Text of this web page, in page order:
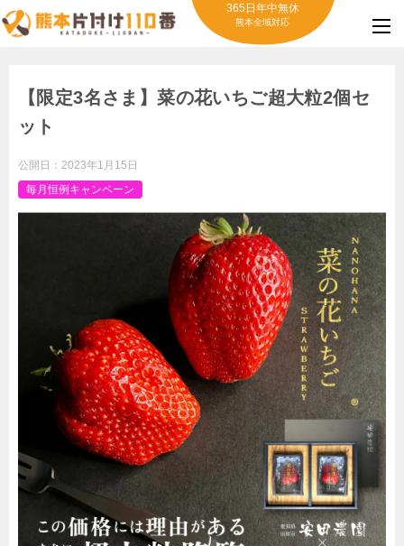
365日年中無休
熊本全域対応
【限定3名さま】菜の花いちご超大粒2個セ
ット
公開日： 2023年1月15日
毎月恒例キャンペーン